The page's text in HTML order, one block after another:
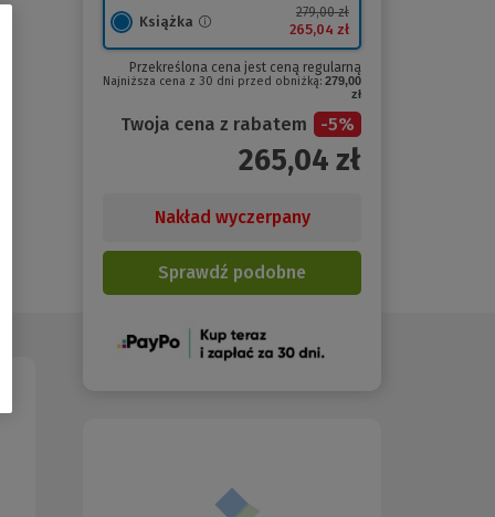
Książka
279,00 zł
265,04 zł
Przekreślona cena jest ceną regularną
Najniższa cena z 30 dni przed obniżką: 279,00
zł
Twoja cena z rabatem -5%
265,04 zł
Nakład wyczerpany
Sprawdź podobne
(Nowe